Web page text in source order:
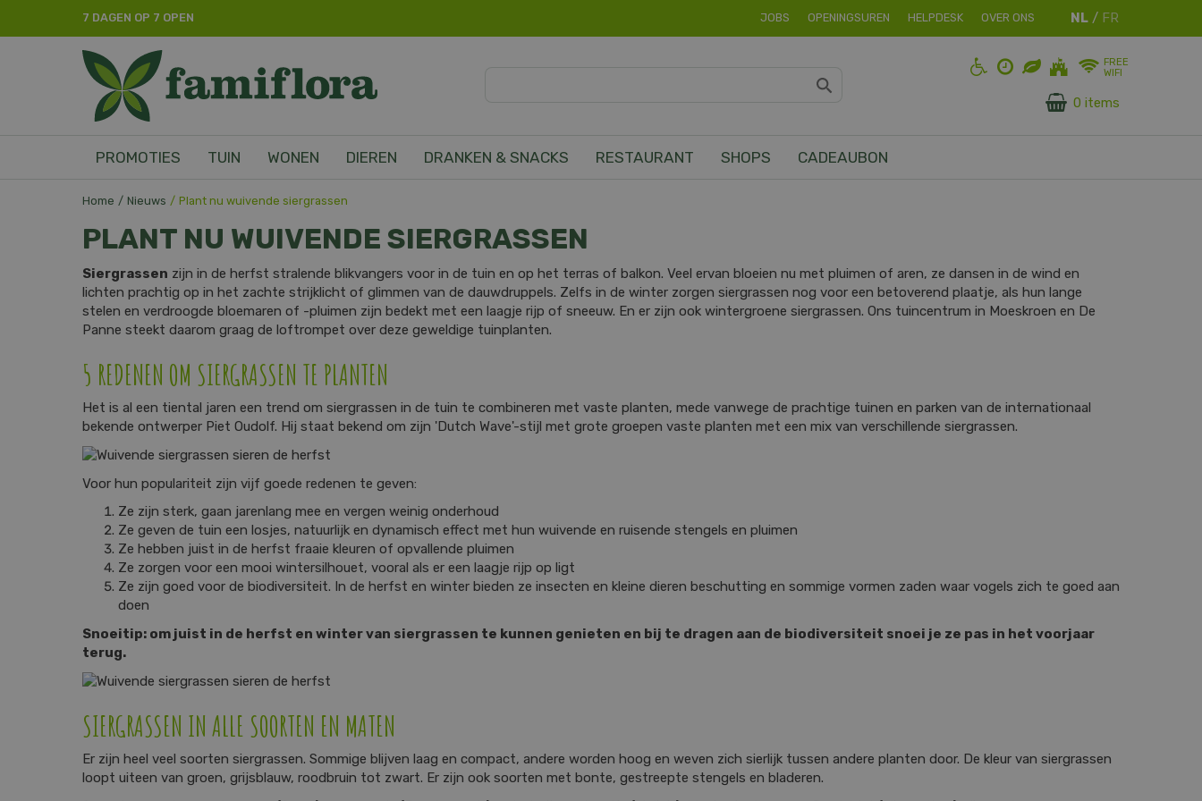
Home Nieuws Plant nu wuivende siergrassen
7 DAGEN OP 7 OPEN JOBS OPENINGSUREN HELPDESK OVER ONS
FREE
WIFI
0 items
PROMOTIES TUIN WONEN DIEREN DRANKEN & SNACKS RESTAURANT SHOPS CADEAUBON
PLANT NU WUIVENDE SIERGRASSEN
Siergrassen zijn in de herfst stralende blikvangers voor in de tuin en op het terras of balkon. Veel ervan bloeien nu met pluimen of aren, ze dansen in de wind en
lichten prachtig op in het zachte strijklicht of glimmen van de dauwdruppels. Zelfs in de winter zorgen siergrassen nog voor een betoverend plaatje, als hun lange
stelen en verdroogde bloemaren of -pluimen zijn bedekt met een laagje rijp of sneeuw. En er zijn ook wintergroene siergrassen. Ons tuincentrum in Moeskroen en De
Panne steekt daarom graag de loftrompet over deze geweldige tuinplanten.
5 REDENEN OM SIERGRASSEN TE PLANTEN
Het is al een tiental jaren een trend om siergrassen in de tuin te combineren met vaste planten, mede vanwege de prachtige tuinen en parken van de internationaal
bekende ontwerper Piet Oudolf. Hij staat bekend om zijn 'Dutch Wave'-stijl met grote groepen vaste planten met een mix van verschillende siergrassen.
Voor hun populariteit zijn vijf goede redenen te geven:
Ze zijn sterk, gaan jarenlang mee en vergen weinig onderhoud
Ze geven de tuin een losjes, natuurlijk en dynamisch effect met hun wuivende en ruisende stengels en pluimen
Ze hebben juist in de herfst fraaie kleuren of opvallende pluimen
Ze zorgen voor een mooi wintersilhouet, vooral als er een laagje rijp op ligt
Ze zijn goed voor de biodiversiteit. In de herfst en winter bieden ze insecten en kleine dieren beschutting en sommige vormen zaden waar vogels zich te goed aan
doen
Snoeitip: om juist in de herfst en winter van siergrassen te kunnen genieten en bij te dragen aan de biodiversiteit snoei je ze pas in het voorjaar
terug.
SIERGRASSEN IN ALLE SOORTEN EN MATEN
Er zijn heel veel soorten siergrassen. Sommige blijven laag en compact, andere worden hoog en weven zich sierlijk tussen andere planten door. De kleur van siergrassen
loopt uiteen van groen, grijsblauw, roodbruin tot zwart. Er zijn ook soorten met bonte, gestreepte stengels en bladeren.